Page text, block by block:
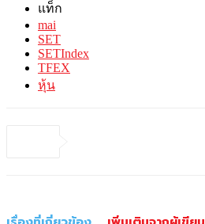
แท็ก
mai
SET
SETIndex
TFEX
หุ้น